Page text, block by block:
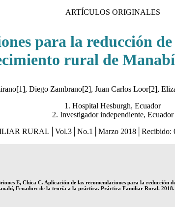
ARTÍCULOS ORIGINALES
para la reducción
rural de
Diego Zambrano[2], Juan Carlos Loor[2],
1. Hospital Hesburgh, Ecuador
2. Investigador independiente, Ecuador
RURAL│Vol.3│No.1│Marzo 2018│Recibido:
E, Chica C. Aplicación de las recomendaciones para la reducción
Ecuador: de la teoría a la práctica. Práctica Familiar Rural.